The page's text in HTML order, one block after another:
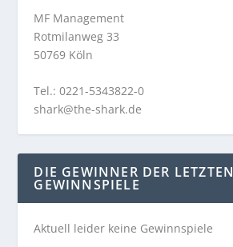
MF Management
Rotmilanweg 33
50769 Köln
Tel.: 0221-5343822-0
shark@the-shark.de
DIE GEWINNER DER LETZTEN
GEWINNSPIELE
Aktuell leider keine Gewinnspiele